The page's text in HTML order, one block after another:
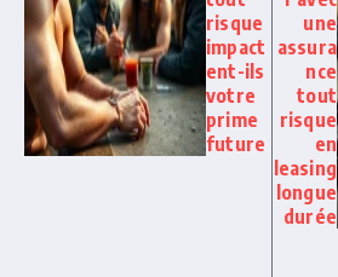
risque
impact
ent-ils
votre
prime
future
une
assura
nce
tout
risque
en
leasing
longue
durée